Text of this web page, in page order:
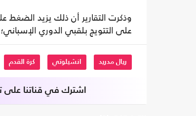
وذكرت التقارير أن ذلك يزيد الضغط
على التتويج بلقبي الدوري
ريال مدريد انشيلوتي كرة القدم
اشترك في قناتنا على